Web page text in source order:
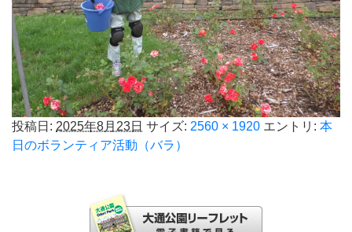
投稿日: 2025年8月23日 サイズ: 2560 × 1920 エントリ: 本
日のボランティア活動（バラ）